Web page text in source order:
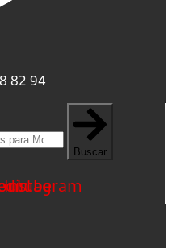
82 94
Buscar
Instagram